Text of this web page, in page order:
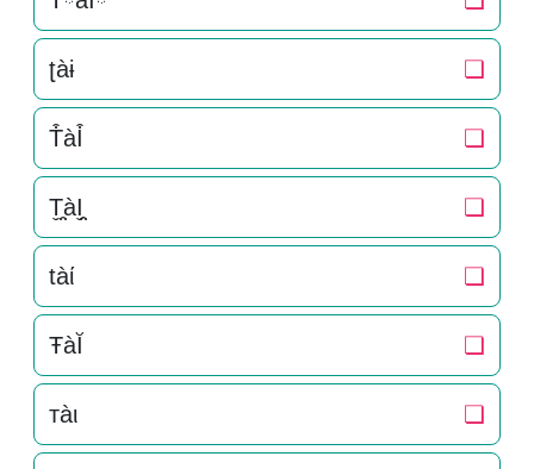
ʈàɨ ❏
T͒àI͒ ❏
T̬̤̯àI̬̤̯ ❏
tàί ❏
ŦàĬ ❏
тàι ❏